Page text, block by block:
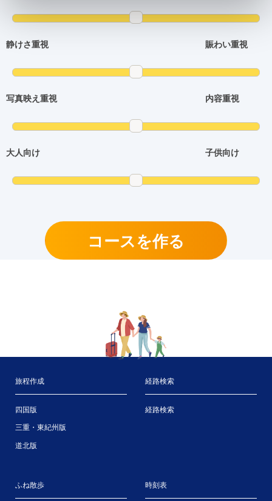
静けさ重視 賑わい重視
写真映え重視 内容重視
大人向け 子供向け
コースを作る
旅程作成
四国版
三重・東紀州版
道北版
経路検索
経路検索
ふね散歩 時刻表